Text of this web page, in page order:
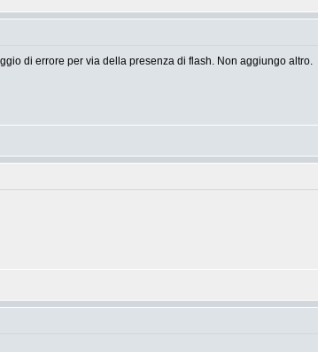
di errore per via della presenza di flash. Non aggiungo altro.